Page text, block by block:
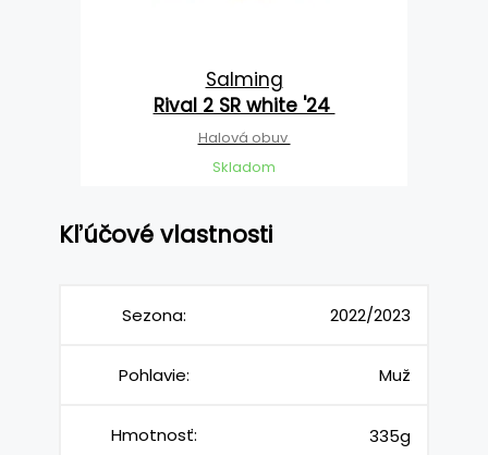
Salming
Rival 2 SR white '24
Halová obuv
Skladom
Kľúčové vlastnosti
Sezona: 2022/2023
Pohlavie: Muž
Hmotnosť: 335g